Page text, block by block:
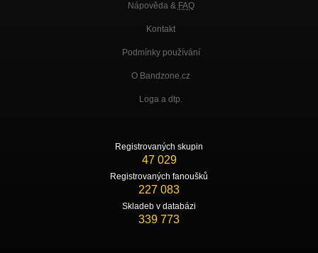
Nápověda & FAQ
Kontakt
Podmínky používání
O Bandzone.cz
Loga a dtp.
Registrovaných skupin
47 029
Registrovaných fanoušků
227 083
Skladeb v databázi
339 773